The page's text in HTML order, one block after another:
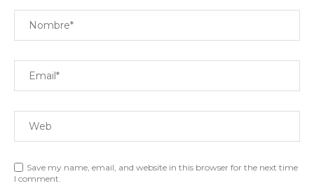
Save my name, email, and website in this browser for the next time
I comment.